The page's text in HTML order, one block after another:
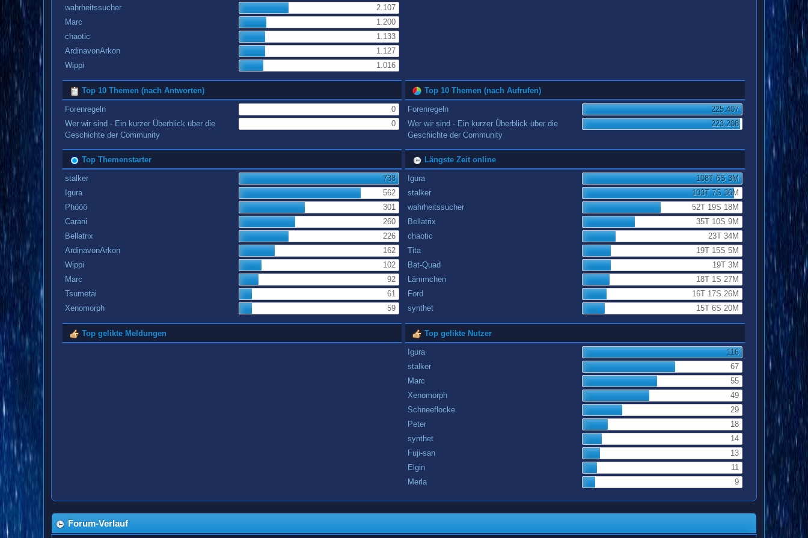
wahrheitssucher
2.107
Marc
1.200
chaotic
1.133
ArdinavonArkon
1.127
Wippi
1.016
Top 10 Themen (nach Antworten)
Forenregeln
0
Wer wir sind - Ein kurzer Überblick über die
Geschichte der Community
0
Top 10 Themen (nach Aufrufen)
Forenregeln
225.407
Wer wir sind - Ein kurzer Überblick über die
Geschichte der Community
223.208
Top Themenstarter
stalker
738
Igura
562
Phööö
301
Carani
260
Bellatrix
226
ArdinavonArkon
162
Wippi
102
Marc
92
Tsumetai
61
Xenomorph
59
Längste Zeit online
Igura
108T 6S 3M
stalker
103T 7S 36M
wahrheitssucher
52T 19S 18M
Bellatrix
35T 10S 9M
chaotic
23T 34M
Tita
19T 15S 5M
Bat-Quad
19T 3M
Lämmchen
18T 1S 27M
Ford
16T 17S 26M
synthet
15T 6S 20M
Top gelikte Meldungen Top gelikte Nutzer
Igura
116
stalker
67
Marc
55
Xenomorph
49
Schneeflocke
29
Peter
18
synthet
14
Fuji-san
13
Elgin
11
Merla
9
Forum-Verlauf